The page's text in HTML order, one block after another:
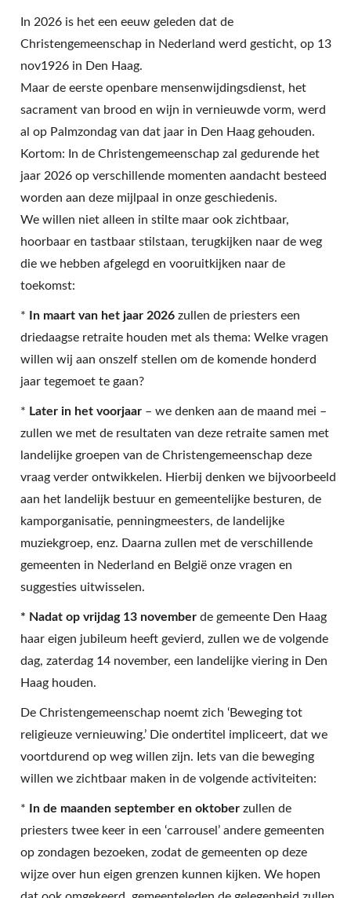
In 2026 is het een eeuw geleden dat de
Christengemeenschap in Nederland werd gesticht, op 13
nov1926 in Den Haag.
Maar de eerste openbare mensenwijdingsdienst, het
sacrament van brood en wijn in vernieuwde vorm, werd
al op Palmzondag van dat jaar in Den Haag gehouden.
Kortom: In de Christengemeenschap zal gedurende het
jaar 2026 op verschillende momenten aandacht besteed
worden aan deze mijlpaal in onze geschiedenis.
We willen niet alleen in stilte maar ook zichtbaar,
hoorbaar en tastbaar stilstaan, terugkijken naar de weg
die we hebben afgelegd en vooruitkijken naar de
toekomst:
* In maart van het jaar 2026 zullen de priesters een
driedaagse retraite houden met als thema: Welke vragen
willen wij aan onszelf stellen om de komende honderd
jaar tegemoet te gaan?
* Later in het voorjaar – we denken aan de maand mei –
zullen we met de resultaten van deze retraite samen met
landelijke groepen van de Christengemeenschap deze
vraag verder ontwikkelen. Hierbij denken we bijvoorbeeld
aan het landelijk bestuur en gemeentelijke besturen, de
kamporganisatie, penningmeesters, de landelijke
muziekgroep, enz. Daarna zullen met de verschillende
gemeenten in Nederland en België onze vragen en
suggesties uitwisselen.
* Nadat op vrijdag 13 november de gemeente Den Haag
haar eigen jubileum heeft gevierd, zullen we de volgende
dag, zaterdag 14 november, een landelijke viering in Den
Haag houden.
De Christengemeenschap noemt zich ‘Beweging tot
religieuze vernieuwing.’ Die ondertitel impliceert, dat we
voortdurend op weg willen zijn. Iets van die beweging
willen we zichtbaar maken in de volgende activiteiten:
* In de maanden september en oktober zullen de
priesters twee keer in een ‘carrousel’ andere gemeenten
op zondagen bezoeken, zodat de gemeenten op deze
wijze over hun eigen grenzen kunnen kijken. We hopen